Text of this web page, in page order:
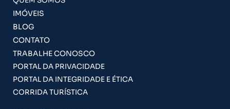
IMÓVEIS
BLOG
CONTATO
TRABALHE CONOSCO
PORTAL DA PRIVACIDADE
PORTAL DA INTEGRIDADE E ÉTICA
CORRIDA TURÍSTICA